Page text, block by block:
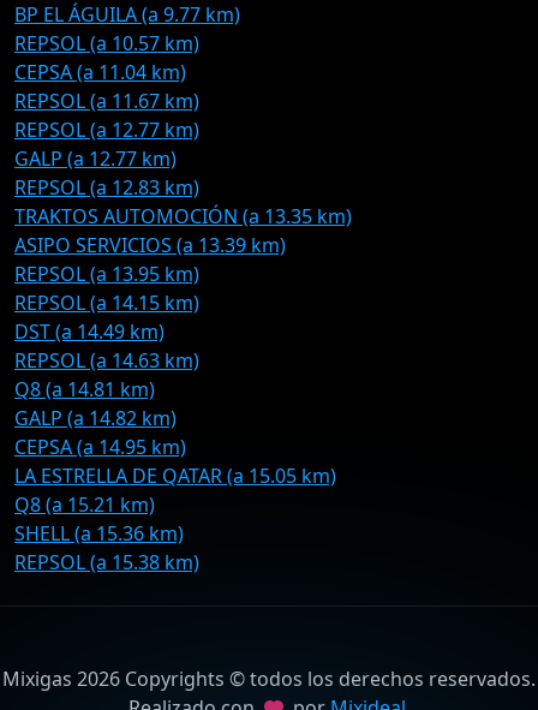
BP EL ÁGUILA (a 9.77 km)
REPSOL (a 10.57 km)
CEPSA (a 11.04 km)
REPSOL (a 11.67 km)
REPSOL (a 12.77 km)
GALP (a 12.77 km)
REPSOL (a 12.83 km)
TRAKTOS AUTOMOCIÓN (a 13.35 km)
ASIPO SERVICIOS (a 13.39 km)
REPSOL (a 13.95 km)
REPSOL (a 14.15 km)
DST (a 14.49 km)
REPSOL (a 14.63 km)
Q8 (a 14.81 km)
GALP (a 14.82 km)
CEPSA (a 14.95 km)
LA ESTRELLA DE QATAR (a 15.05 km)
Q8 (a 15.21 km)
SHELL (a 15.36 km)
REPSOL (a 15.38 km)
Mixigas 2026 Copyrights © todos los derechos reservados.